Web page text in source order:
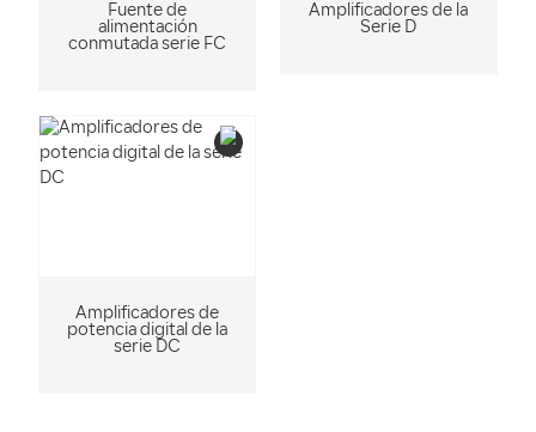
Fuente de
alimentación
conmutada serie FC
Amplificadores de la
Serie D
Amplificadores de
potencia digital de la
serie DC